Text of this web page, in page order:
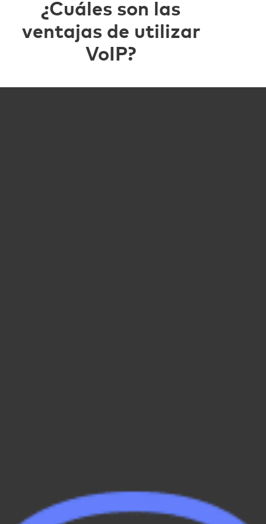
¿Cuáles son las
ventajas de utilizar
VoIP?